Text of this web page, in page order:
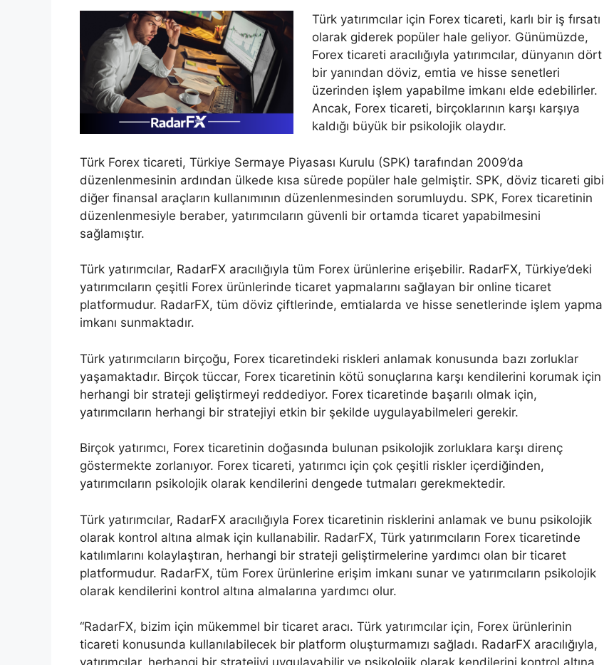
Türk yatırımcılar için Forex ticareti, karlı bir iş fırsatı
olarak giderek popüler hale geliyor. Günümüzde,
Forex ticareti aracılığıyla yatırımcılar, dünyanın dört
bir yanından döviz, emtia ve hisse senetleri
üzerinden işlem yapabilme imkanı elde edebilirler.
Ancak, Forex ticareti, birçoklarının karşı karşıya
kaldığı büyük bir psikolojik olaydır.
Türk Forex ticareti, Türkiye Sermaye Piyasası Kurulu (SPK) tarafından 2009’da
düzenlenmesinin ardından ülkede kısa sürede popüler hale gelmiştir. SPK, döviz ticareti gibi
diğer finansal araçların kullanımının düzenlenmesinden sorumluydu. SPK, Forex ticaretinin
düzenlenmesiyle beraber, yatırımcıların güvenli bir ortamda ticaret yapabilmesini
sağlamıştır.
Türk yatırımcılar, RadarFX aracılığıyla tüm Forex ürünlerine erişebilir. RadarFX, Türkiye’deki
yatırımcıların çeşitli Forex ürünlerinde ticaret yapmalarını sağlayan bir online ticaret
platformudur. RadarFX, tüm döviz çiftlerinde, emtialarda ve hisse senetlerinde işlem yapma
imkanı sunmaktadır.
Türk yatırımcıların birçoğu, Forex ticaretindeki riskleri anlamak konusunda bazı zorluklar
yaşamaktadır. Birçok tüccar, Forex ticaretinin kötü sonuçlarına karşı kendilerini korumak için
herhangi bir strateji geliştirmeyi reddediyor. Forex ticaretinde başarılı olmak için,
yatırımcıların herhangi bir stratejiyi etkin bir şekilde uygulayabilmeleri gerekir.
Birçok yatırımcı, Forex ticaretinin doğasında bulunan psikolojik zorluklara karşı direnç
göstermekte zorlanıyor. Forex ticareti, yatırımcı için çok çeşitli riskler içerdiğinden,
yatırımcıların psikolojik olarak kendilerini dengede tutmaları gerekmektedir.
Türk yatırımcılar, RadarFX aracılığıyla Forex ticaretinin risklerini anlamak ve bunu psikolojik
olarak kontrol altına almak için kullanabilir. RadarFX, Türk yatırımcıların Forex ticaretinde
katılımlarını kolaylaştıran, herhangi bir strateji geliştirmelerine yardımcı olan bir ticaret
platformudur. RadarFX, tüm Forex ürünlerine erişim imkanı sunar ve yatırımcıların psikolojik
olarak kendilerini kontrol altına almalarına yardımcı olur.
“RadarFX, bizim için mükemmel bir ticaret aracı. Türk yatırımcılar için, Forex ürünlerinin
ticareti konusunda kullanılabilecek bir platform oluşturmamızı sağladı. RadarFX aracılığıyla,